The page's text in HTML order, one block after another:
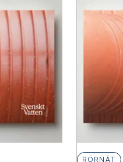
RÖRNÄT